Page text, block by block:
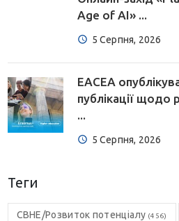
Age of AI» ...
5 Серпня, 2026
EACEA
публікації щодо
...
5 Серпня, 2026
Теги
CBHE/Розвиток потенціалу (456)